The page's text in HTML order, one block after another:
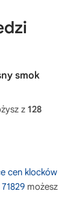
smok
z 128
cen klocków
możesz